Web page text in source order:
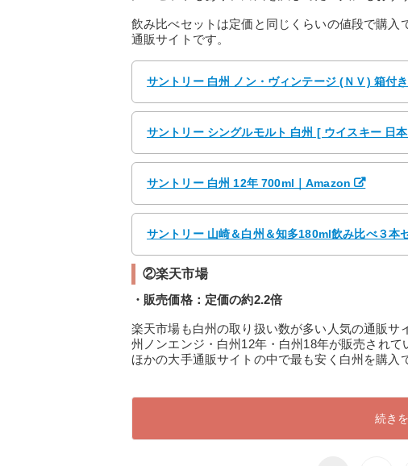
飲み比べセットは定価と同じくらいの値段で購
通販サイトです。
サントリー 白州 ノン・ヴィンテージ (ＮＶ) 箱付
サントリー シングルモルト 白州 [ ウイスキー 日
サントリー 白州 12年 700ml｜Amazon
サントリー 山崎＆白州＆知多180ml飲み比べ３本
②楽天市場
・販売価格：定価の約2.2倍
楽天市場も白州の取り扱い数が多い人気の通販
州ノンエンジ・白州12年・白州18年が販売されて
ほかの大手通販サイトの中で最も安く白州を購入
続き